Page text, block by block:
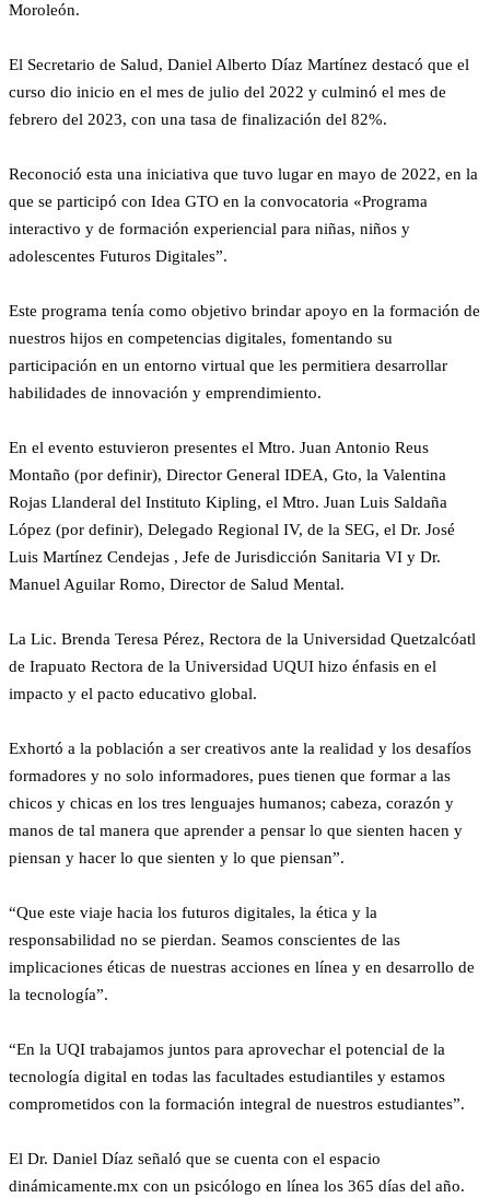
Moroleón.
El Secretario de Salud, Daniel Alberto Díaz Martínez destacó que el
curso dio inicio en el mes de julio del 2022 y culminó el mes de
febrero del 2023, con una tasa de finalización del 82%.
Reconoció esta una iniciativa que tuvo lugar en mayo de 2022, en la
que se participó con Idea GTO en la convocatoria «Programa
interactivo y de formación experiencial para niñas, niños y
adolescentes Futuros Digitales”.
Este programa tenía como objetivo brindar apoyo en la formación de
nuestros hijos en competencias digitales, fomentando su
participación en un entorno virtual que les permitiera desarrollar
habilidades de innovación y emprendimiento.
En el evento estuvieron presentes el Mtro. Juan Antonio Reus
Montaño (por definir), Director General IDEA, Gto, la Valentina
Rojas Llanderal del Instituto Kipling, el Mtro. Juan Luis Saldaña
López (por definir), Delegado Regional IV, de la SEG, el Dr. José
Luis Martínez Cendejas , Jefe de Jurisdicción Sanitaria VI y Dr.
Manuel Aguilar Romo, Director de Salud Mental.
La Lic. Brenda Teresa Pérez, Rectora de la Universidad Quetzalcóatl
de Irapuato Rectora de la Universidad UQUI hizo énfasis en el
impacto y el pacto educativo global.
Exhortó a la población a ser creativos ante la realidad y los desafíos
formadores y no solo informadores, pues tienen que formar a las
chicos y chicas en los tres lenguajes humanos; cabeza, corazón y
manos de tal manera que aprender a pensar lo que sienten hacen y
piensan y hacer lo que sienten y lo que piensan”.
“Que este viaje hacia los futuros digitales, la ética y la
responsabilidad no se pierdan. Seamos conscientes de las
implicaciones éticas de nuestras acciones en línea y en desarrollo de
la tecnología”.
“En la UQI trabajamos juntos para aprovechar el potencial de la
tecnología digital en todas las facultades estudiantiles y estamos
comprometidos con la formación integral de nuestros estudiantes”.
El Dr. Daniel Díaz señaló que se cuenta con el espacio
dinámicamente.mx con un psicólogo en línea los 365 días del año.